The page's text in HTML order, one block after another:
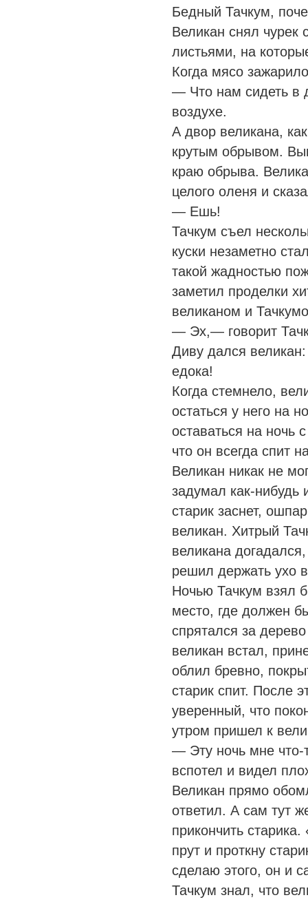
Бедный Тачкум,
Великан снял чурек
листьями, на
Когда мясо
— Что нам сидеть в
воздухе.
А двор великана,
крутым обрывом.
краю обрыва.
целого оленя и
— Ешь!
Тачкум съел
куски незаметно
такой жадностью
заметил проделки
великаном и
— Эх,— говорит
Диву дался великан:
едока!
Когда стемнело,
остаться у него на
оставаться на ночь
что он всегда спит
Великан никак не
задумал как-нибудь
старик заснет,
великан. Хитрый
великана
решил держать ухо
Ночью Тачкум взял
место, где должен
спрятался за
великан встал,
облил бревно,
старик спит. После
уверенный, что
утром пришел к
— Эту ночь мне что-
вспотел и видел
Великан прямо
ответил. А сам тут
прикончить
прут и проткну
сделаю этого, он и
Тачкум знал, что